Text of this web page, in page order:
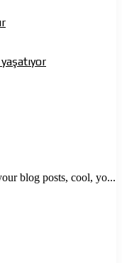
blog posts, cool, yo...